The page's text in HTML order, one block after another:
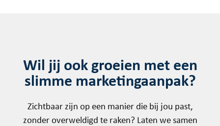
Wil jij ook groeien met een
slimme marketingaanpak?
Zichtbaar zijn op een manier die bij jou past,
zonder overweldigd te raken? Laten we samen